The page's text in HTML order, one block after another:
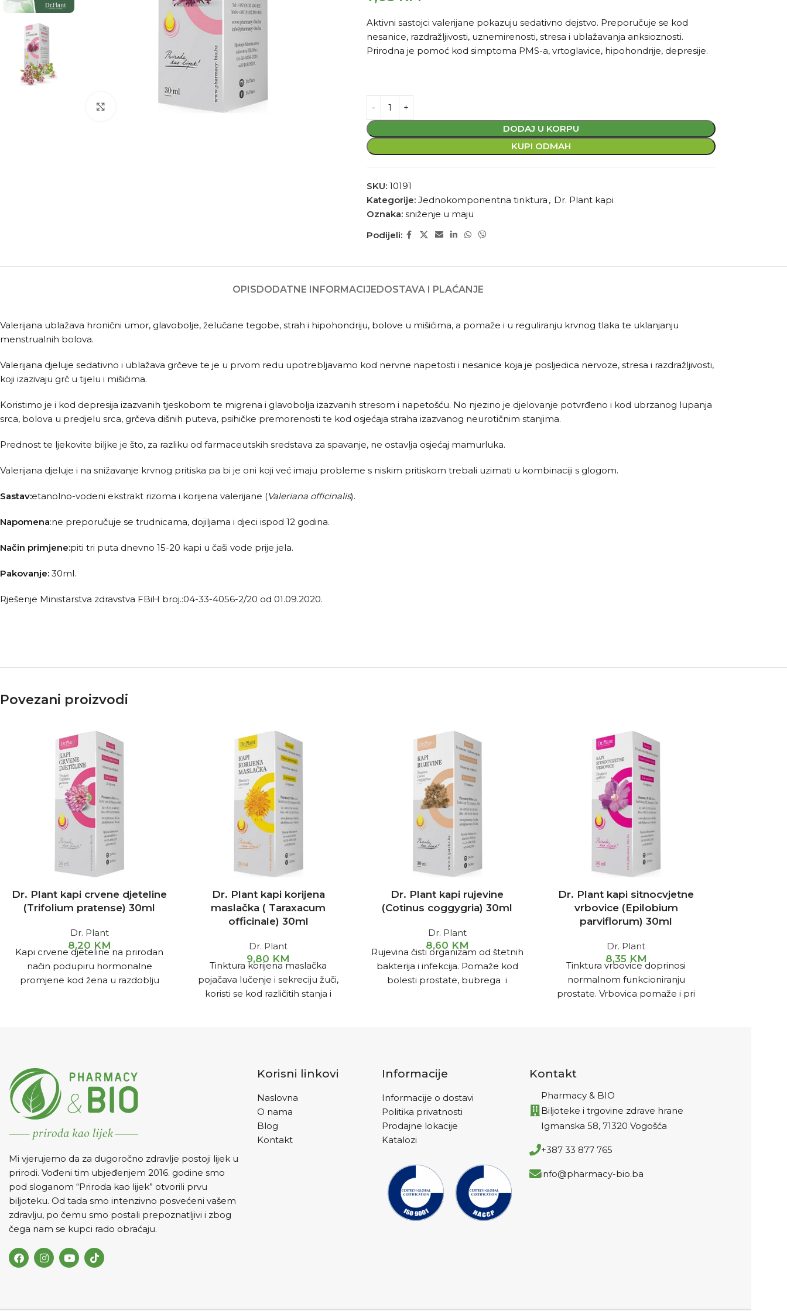
Kliknite za povećanje
Aktivni sastojci valerijane pokazuju sedativno dejstvo. Preporučuje se kod
nesanice, razdražljivosti, uznemirenosti, stresa i ublažavanja anksioznosti.
Prirodna je pomoć kod simptoma PMS-a, vrtoglavice, hipohondrije, depresije.
DODAJ U KORPU
KUPI ODMAH
SKU: 10191
Kategorije: Jednokomponentna tinktura , Dr. Plant kapi
Oznaka: sniženje u maju
Podijeli:
OPISDODATNE INFORMACIJEDOSTAVA I PLAĆANJE
Valerijana ublažava hronični umor, glavobolje, želučane tegobe, strah i hipohondriju, bolove u mišićima, a pomaže i u reguliranju krvnog tlaka te uklanjanju
menstrualnih bolova.
Valerijana djeluje sedativno i ublažava grčeve te je u prvom redu upotrebljavamo kod nervne napetosti i nesanice koja je posljedica nervoze, stresa i razdražljivosti,
koji izazivaju grč u tijelu i mišićima.
Koristimo je i kod depresija izazvanih tjeskobom te migrena i glavobolja izazvanih stresom i napetošću. No njezino je djelovanje potvrđeno i kod ubrzanog lupanja
srca, bolova u predjelu srca, grčeva dišnih puteva, psihičke premorenosti te kod osjećaja straha izazvanog neurotičnim stanjima.
Prednost te ljekovite biljke je što, za razliku od farmaceutskih sredstava za spavanje, ne ostavlja osjećaj mamurluka.
Valerijana djeluje i na snižavanje krvnog pritiska pa bi je oni koji već imaju probleme s niskim pritiskom trebali uzimati u kombinaciji s glogom.
Sastav:etanolno-vodeni ekstrakt rizoma i korijena valerijane (Valeriana officinalis).
Napomena:ne preporučuje se trudnicama, dojiljama i djeci ispod 12 godina.
Način primjene:piti tri puta dnevno 15-20 kapi u čaši vode prije jela.
Pakovanje: 30ml.
Rješenje Ministarstva zdravstva FBiH broj.:04-33-4056-2/20 od 01.09.2020.
Povezani proizvodi
Dr. Plant kapi crvene djeteline
(Trifolium pratense) 30ml
Dr. Plant
8,20 KM
Kapi crvene djeteline na prirodan
način podupiru hormonalne
promjene kod žena u razdoblju
Dr. Plant kapi korijena
maslačka ( Taraxacum
officinale) 30ml
Dr. Plant
9,80 KM
Tinktura korijena maslačka
pojačava lučenje i sekreciju žuči,
koristi se kod različitih stanja i
Dr. Plant kapi rujevine
(Cotinus coggygria) 30ml
Dr. Plant
8,60 KM
Rujevina čisti organizam od štetnih
bakterija i infekcija. Pomaže kod
bolesti prostate, bubrega i
Dr. Plant kapi sitnocvjetne
vrbovice (Epilobium
parviflorum) 30ml
Dr. Plant
8,35 KM
Tinktura vrbovice doprinosi
normalnom funkcioniranju
prostate. Vrbovica pomaže i pri
Mi vjerujemo da za dugoročno zdravlje postoji lijek u
prirodi. Vođeni tim ubjeđenjem 2016. godine smo
pod sloganom “Priroda kao lijek” otvorili prvu
biljoteku. Od tada smo intenzivno posvećeni vašem
zdravlju, po čemu smo postali prepoznatljivi i zbog
čega nam se kupci rado obraćaju.
Korisni linkovi
Naslovna
O nama
Blog
Kontakt
Informacije
Informacije o dostavi
Politika privatnosti
Prodajne lokacije
Katalozi
Kontakt
Pharmacy & BIO
Biljoteke i trgovine zdrave hrane
Igmanska 58, 71320 Vogošća
+387 33 877 765
info@pharmacy-bio.ba